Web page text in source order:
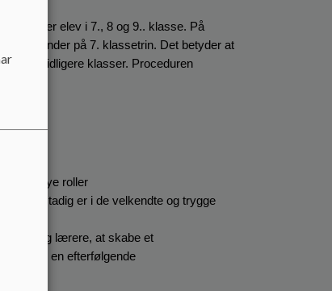
man er elev i 7., 8 og 9.. klasse. På
begynder på 7. klassetrin. Det betyder at
af de tidligere klasser. Proceduren
nye roller
stadig er i de velkendte og trygge
og lærere, at skabe et
til en efterfølgende